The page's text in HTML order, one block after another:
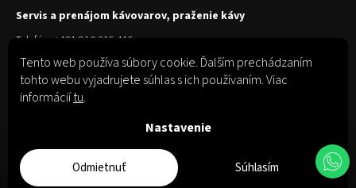
Tento web používa súbory cookie. Ďalším prechádzaním
tohto webu vyjadrujete súhlas s ich používaním. Viac
informáciítu.
Nastavenie
Odmietnuť Súhlasím
Servis a prenájom kávovarov, praženie kávy
Telefón: +421 910 315 415
Email: obchod@domkavy.sk
Adresa: Logistická 6, 917 01 Trnava